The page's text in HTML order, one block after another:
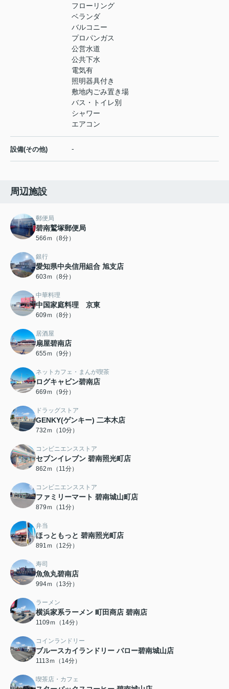
フローリング
ベランダ
バルコニー
プロパンガス
公営水道
公共下水
電気有
照明器具付き
敷地内ごみ置き場
バス・トイレ別
シャワー
エアコン
設備(その他) -
周辺施設
郵便局
碧南鷲塚郵便局
566ｍ（8分）
銀行
愛知県中央信用組合 旭支店
603ｍ（8分）
中華料理
中国家庭料理 京東
609ｍ（8分）
居酒屋
扇屋碧南店
655ｍ（9分）
ネットカフェ・まんが喫茶
ログキャビン碧南店
669ｍ（9分）
ドラッグストア
GENKY(ゲンキー) 二本木店
732ｍ（10分）
コンビニエンスストア
セブンイレブン 碧南照光町店
862ｍ（11分）
コンビニエンスストア
ファミリーマート 碧南城山町店
879ｍ（11分）
弁当
ほっともっと 碧南照光町店
891ｍ（12分）
寿司
魚魚丸碧南店
994ｍ（13分）
ラーメン
横浜家系ラーメン 町田商店 碧南店
1109ｍ（14分）
コインランドリー
ブルースカイランドリー バロー碧南城山店
1113ｍ（14分）
喫茶店・カフェ